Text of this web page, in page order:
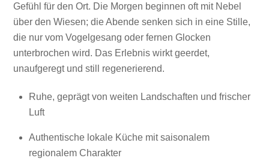
Gefühl für den Ort. Die Morgen beginnen oft mit Nebel
über den Wiesen; die Abende senken sich in eine Stille,
die nur vom Vogelgesang oder fernen Glocken
unterbrochen wird. Das Erlebnis wirkt geerdet,
unaufgeregt und still regenerierend.
Ruhe, geprägt von weiten Landschaften und frischer
Luft
Authentische lokale Küche mit saisonalem
regionalem Charakter